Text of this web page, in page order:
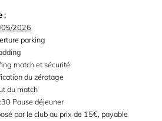
:
05/2026
parking
match et sécurité
du zérotage
du match
Pause déjeuner
par le club au prix de 15€, payable